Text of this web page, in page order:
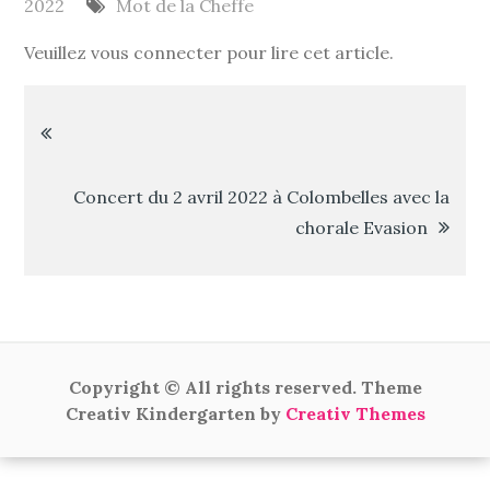
2022
Mot de la Cheffe
Veuillez vous connecter pour lire cet article.
Navigation
de
Concert du 2 avril 2022 à Colombelles avec la
chorale Evasion
Copyright © All rights reserved. Theme
Creativ Kindergarten by Creativ Themes